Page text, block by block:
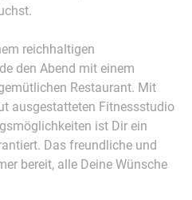
reichhaltigen
den Abend mit einem
Restaurant. Mit
ausgestatteten Fitnessstudio
ist Dir ein
Das freundliche und
bereit, alle Deine Wünsche